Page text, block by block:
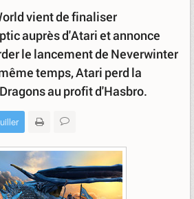
vient de finaliser
auprès d'Atari et annonce
le lancement de Neverwinter
temps, Atari perd la
au profit d'Hasbro.